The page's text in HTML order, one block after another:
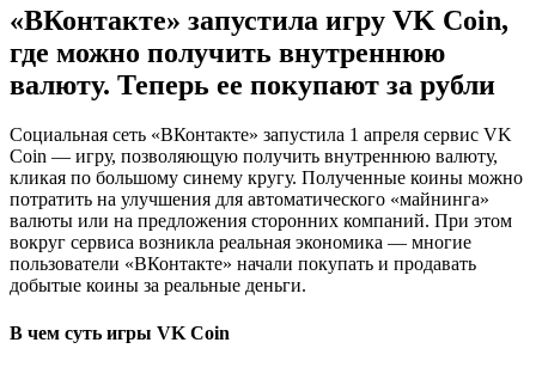
«ВКонтакте» запустила игру VK Coin,
где можно получить внутреннюю
валюту. Теперь ее покупают за рубли
Социальная сеть «ВКонтакте» запустила 1 апреля сервис VK
Coin — игру, позволяющую получить внутреннюю валюту,
кликая по большому синему кругу. Полученные коины можно
потратить на улучшения для автоматического «майнинга»
валюты или на предложения сторонних компаний. При этом
вокруг сервиса возникла реальная экономика — многие
пользователи «ВКонтакте» начали покупать и продавать
добытые коины за реальные деньги.
В чем суть игры VK Coin